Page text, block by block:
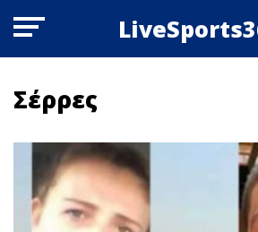
Σέρρες